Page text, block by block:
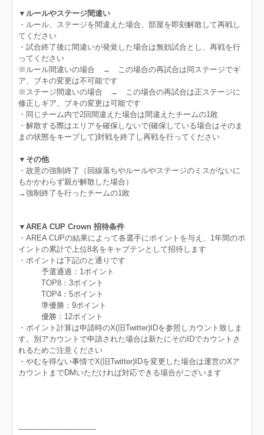
▼ルールやステージ間違い
・ルール、ステージを間違えた場合、部屋を即刻解散して再戦し
てください
・試合終了後に間違いが発覚した場合は無効試合とし、再戦を行
ってください
※ルール間違いの場合 → この場合の再試合は同ステージでギ
ア、ブキの変更は不可能です
※ステージ間違いの場合 → この場合の再試合は正ステージに
修正しギア、ブキの変更は可能です
・同じチーム内で2回間違えた場合は間違えたチームの1敗
・解散する際はエリアを確保しないで(確保している場合はそのま
まの状態をキープして)対戦を終了し再戦を行ってください
▼その他
・故意の強制終了（回線落ちやルールやステージのミスがないに
もかかわらず親が解散した場合）
→強制終了を行ったチームの1敗
▼AREA CUP Crown 招待条件
・AREA CUPの結果によって各選手にポイントを与え、1年間のポ
イントの累計で上位8名をキャプテンとして招待します
・ポイントは下記のと通りです
予選通過：1ポイント
TOP8：3ポイント
TOP4：5ポイント
準優勝：9ポイント
優勝：12ポイント
・ポイント計算は申請時のX(旧Twitter)IDを参照しカウント致しま
す。別アカウントで申請された場合は新たにそのIDでカウントさ
れるためご注意ください
・やむを得ない事情でX(旧Twitter)IDを変更した場合は運営のXア
カウントまでDMいただければ対応できる場合がございます
---------------------------------